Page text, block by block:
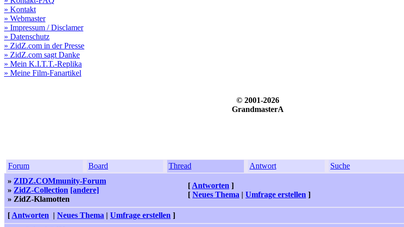
» Kontakt
» Webmaster
» Impressum / Disclamer
» Datenschutz
» ZidZ.com in der Presse
» ZidZ.com sagt Danke
» Mein K.I.T.T.-Replika
» Meine Film-Fanartikel
© 2001-2026
GrandmasterA
Forum Board Thread Antwort
Suche
» ZIDZ.COMmunity-Forum
» ZidZ-Collection [andere]
» ZidZ-Klamotten
[ Antworten ]
[ Neues Thema | Umfrage erstellen ]
[ Antworten | Neues Thema | Umfrage erstellen ]